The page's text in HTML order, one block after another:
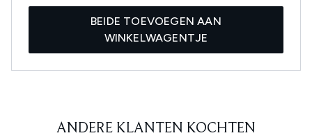
BEIDE TOEVOEGEN AAN
WINKELWAGENTJE
ANDERE KLANTEN KOCHTEN